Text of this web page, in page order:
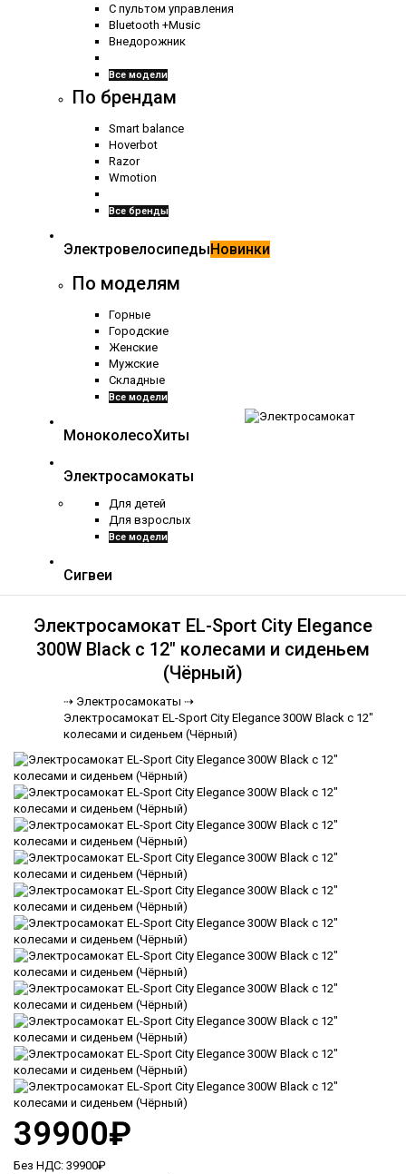
С пультом управления
Bluetooth +Music
Внедорожник
Все модели
По брендам
Smart balance
Hoverbot
Razor
Wmotion
Все бренды
ЭлектровелосипедыНовинки
По моделям
Горные
Городские
Женские
Мужские
Складные
Все модели
МоноколесоХиты
Электросамокаты
Для детей
Для взрослых
Все модели
Сигвеи
Электросамокат EL-Sport City Elegance
300W Black с 12" колесами и сиденьем
(Чёрный)
⇢ Электросамокаты ⇢
Электросамокат EL-Sport City Elegance 300W Black с 12"
колесами и сиденьем (Чёрный)
39900₽
Без НДС: 39900₽